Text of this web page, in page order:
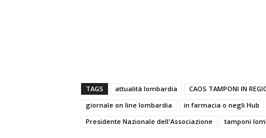
TAGS attualità lombardia CAOS TAMPONI IN
giornale on line lombardia
in farmacia o negli Hub
Presidente Nazionale dell'Associazione
tamponi